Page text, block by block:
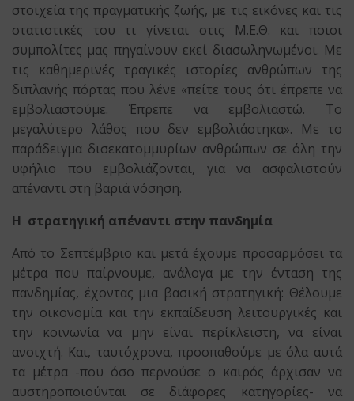
στοιχεία της πραγματικής ζωής, με τις εικόνες και τις
στατιστικές του τι γίνεται στις Μ.Ε.Θ. και ποιοι
συμπολίτες μας πηγαίνουν εκεί διασωληνωμένοι. Με
τις καθημερινές τραγικές ιστορίες ανθρώπων της
διπλανής πόρτας που λένε «πείτε τους ότι έπρεπε να
εμβολιαστούμε. Έπρεπε να εμβολιαστώ. Το
μεγαλύτερο λάθος που δεν εμβολιάστηκα». Με το
παράδειγμα δισεκατομμυρίων ανθρώπων σε όλη την
υφήλιο που εμβολιάζονται, για να ασφαλιστούν
απέναντι στη βαριά νόσηση.
Η στρατηγική απέναντι στην πανδημία
Από το Σεπτέμβριο και μετά έχουμε προσαρμόσει τα
μέτρα που παίρνουμε, ανάλογα με την ένταση της
πανδημίας, έχοντας μια βασική στρατηγική: Θέλουμε
την οικονομία και την εκπαίδευση λειτουργικές και
την κοινωνία να μην είναι περίκλειστη, να είναι
ανοιχτή. Και, ταυτόχρονα, προσπαθούμε με όλα αυτά
τα μέτρα -που όσο περνούσε ο καιρός άρχισαν να
αυστηροποιούνται σε διάφορες κατηγορίες- να